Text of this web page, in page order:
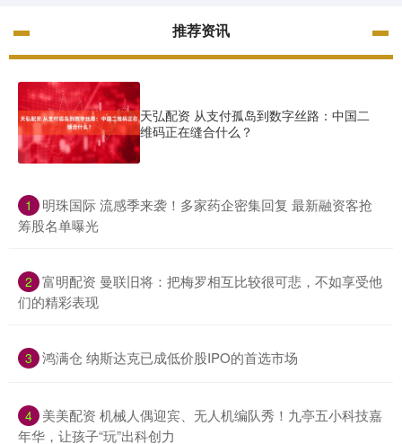
推荐资讯
天弘配资 从支付孤岛到数字丝路：中国二
维码正在缝合什么？
1
​明珠国际 流感季来袭！多家药企密集回复 最新融资客抢
筹股名单曝光
2 ​富明配资 曼联旧将：把梅罗相互比较很可悲，不如享受他
们的精彩表现
3 ​鸿满仓 纳斯达克已成低价股IPO的首选市场
4 ​美美配资 机械人偶迎宾、无人机编队秀！九亭五小科技嘉
年华，让孩子“玩”出科创力